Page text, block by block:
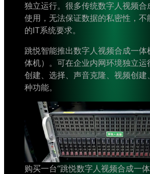
独立运行。很多传统数字人视频合
使用，无法保证数据的私密性，不
的IT系统要求。
跳悦智能推出数字人视频合成一体
体机）。可在企业内网环境独立运
创建、选择、声音克隆、视频创建
种功能。
购买一台“跳悦数字人视频合成一